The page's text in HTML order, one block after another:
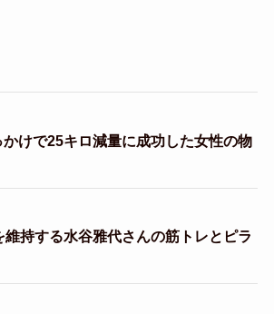
けで25キロ減量に成功した女性の物
持する水谷雅代さんの筋トレとピラ